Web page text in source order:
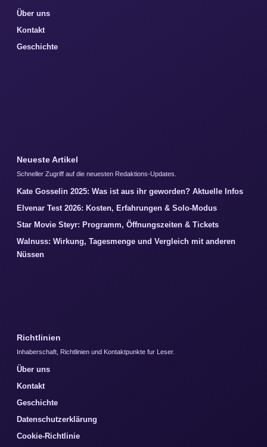
Über uns
Kontakt
Geschichte
Neueste Artikel
Schneller Zugriff auf die neuesten Redaktions-Updates.
Kate Gosselin 2025: Was ist aus ihr geworden? Aktuelle Infos
Elvenar Test 2026: Kosten, Erfahrungen & Solo-Modus
Star Movie Steyr: Programm, Öffnungszeiten & Tickets
Walnuss: Wirkung, Tagesmenge und Vergleich mit anderen
Nüssen
Richtlinien
Inhaberschaft, Richtlinien und Kontaktpunkte fur Leser.
Über uns
Kontakt
Geschichte
Datenschutzerklärung
Cookie-Richtlinie